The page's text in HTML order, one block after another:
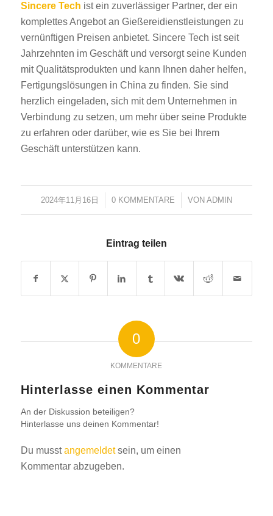
Sincere Tech ist ein zuverlässiger Partner, der ein
komplettes Angebot an Gießereidienstleistungen zu
vernünftigen Preisen anbietet. Sincere Tech ist seit
Jahrzehnten im Geschäft und versorgt seine Kunden
mit Qualitätsprodukten und kann Ihnen daher helfen,
Fertigungslösungen in China zu finden. Sie sind
herzlich eingeladen, sich mit dem Unternehmen in
Verbindung zu setzen, um mehr über seine Produkte
zu erfahren oder darüber, wie es Sie bei Ihrem
Geschäft unterstützen kann.
2024年11月16日
/ 0 KOMMENTARE
/ VON ADMIN
Eintrag teilen
0
KOMMENTARE
Hinterlasse einen Kommentar
An der Diskussion beteiligen?
Hinterlasse uns deinen Kommentar!
Du musstangemeldetsein, um einen
Kommentar abzugeben.